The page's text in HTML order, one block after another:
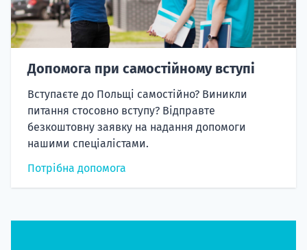
Допомога при самостійному вступі
Вступаєте до Польщі самостійно? Виникли
питання стосовно вступу? Відправте
безкоштовну заявку на надання допомоги
нашими спеціалістами.
Потрібна допомога